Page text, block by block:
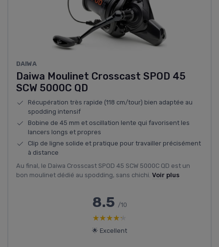
DAIWA
Daiwa Moulinet Crosscast SPOD 45
SCW 5000C QD
Récupération très rapide (118 cm/tour) bien adaptée au
spodding intensif
Bobine de 45 mm et oscillation lente qui favorisent les
lancers longs et propres
Clip de ligne solide et pratique pour travailler précisément
à distance
Au final, le Daiwa Crosscast SPOD 45 SCW 5000C QD est un
bon moulinet dédié au spodding, sans chichi. Voir plus
8.5 /10
★★★★★
★★★★★
🌟 Excellent